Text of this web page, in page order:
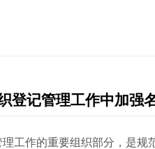
企业
登记管理工作中加强
工作的重要组织部分，是